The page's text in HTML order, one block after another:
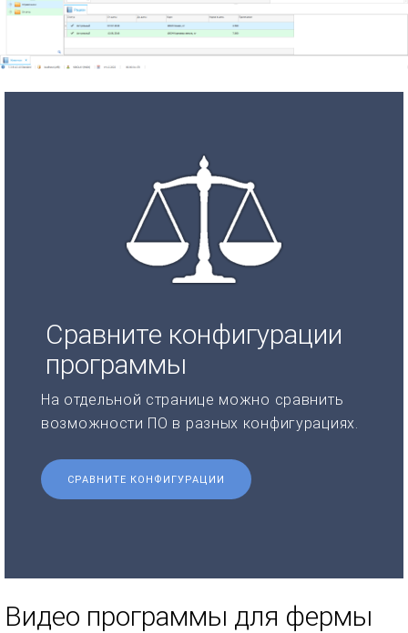
Сравните конфигурации
программы
На отдельной странице можно сравнить
возможности ПО в разных конфигурациях.
СРАВНИТЕ КОНФИГУРАЦИИ
Видео программы для фермы